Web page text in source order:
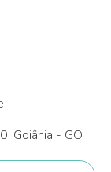
Goiânia - GO